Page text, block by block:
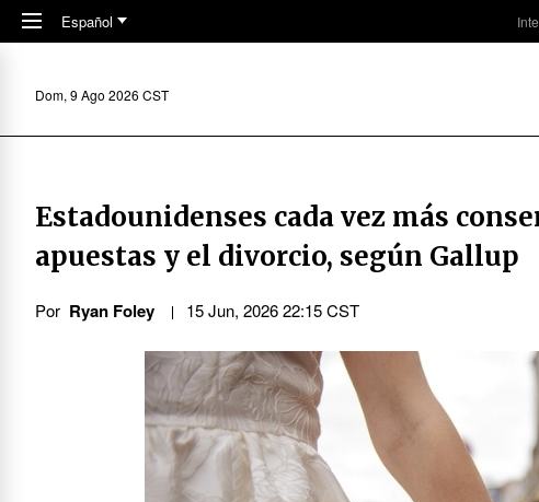
Skip to main content
Español
Dom, 9 Ago 2026 CST
Estadounidenses cada vez más
apuestas y el divorcio, según Gallup
Por Ryan Foley 15 Jun, 2026 22:15 CST